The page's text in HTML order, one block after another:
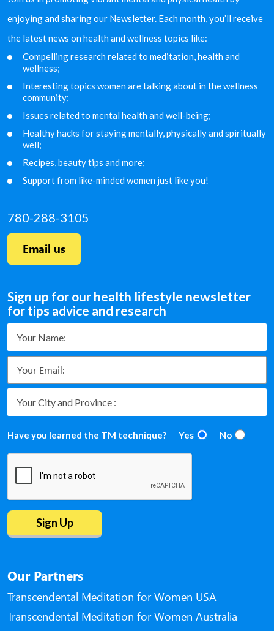
enjoying and sharing our Newsletter. Each month, you’ll receive
the latest news on health and wellness topics like:
Compelling research related to meditation, health and
wellness;
Interesting topics women are talking about in thewellness
community;
Issues related to mental health and well-being;
Healthy hacks for staying mentally, physically and spiritually
well;
Recipes, beauty tips and more;
Support from like-minded women just like you!
780-288-3105
Email us
Sign up for our health lifestyle newsletter
for tips advice and research
Have you learned the TM technique? Yes No
Our Partners
Transcendental Meditation for Women USA
Transcendental Meditation for Women Australia